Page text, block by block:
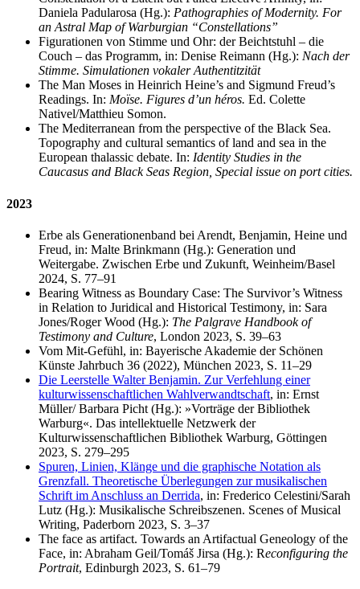
Daniela Padularosa (Hg.): Pathographies of Modernity. For
an Astral Map of Warburgian “Constellations”
Figurationen von Stimme und Ohr: der Beichtstuhl – die
Couch – das Programm, in: Denise Reimann (Hg.): Nach der
Stimme. Simulationen vokaler Authentitzität
The Man Moses in Heinrich Heine’s and Sigmund Freud’s
Readings. In: Moïse. Figures d’un héros. Ed. Colette
Nativel/Matthieu Somon.
The Mediterranean from the perspective of the Black Sea.
Topography and cultural semantics of land and sea in the
European thalassic debate. In: Identity Studies in the
Caucasus and Black Seas Region, Special issue on port cities.
2023
Erbe als Generationenband bei Arendt, Benjamin, Heine und
Freud, in: Malte Brinkmann (Hg.): Generation und
Weitergabe. Zwischen Erbe und Zukunft, Weinheim/Basel
2024, S. 77–91
Bearing Witness as Boundary Case: The Survivor’s Witness
in Relation to Juridical and Historical Testimony, in: Sara
Jones/Roger Wood (Hg.): The Palgrave Handbook of
Testimony and Culture, London 2023, S. 39–63
Vom Mit-Gefühl, in: Bayerische Akademie der Schönen
Künste Jahrbuch 36 (2022), München 2023, S. 11–29
Die Leerstelle Walter Benjamin. Zur Verfehlung einer
kulturwissenschaftlichen Wahlverwandtschaft, in: Ernst
Müller/ Barbara Picht (Hg.): »Vorträge der Bibliothek
Warburg«. Das intellektuelle Netzwerk der
Kulturwissenschaftlichen Bibliothek Warburg, Göttingen
2023, S. 279–295
Spuren, Linien, Klänge und die graphische Notation als
Grenzfall. Theoretische Überlegungen zur musikalischen
Schrift im Anschluss an Derrida, in: Frederico Celestini/Sarah
Lutz (Hg.): Musikalische Schreibszenen. Scenes of Musical
Writing, Paderborn 2023, S. 3–37
The face as artifact. Towards an Artifactual Geneology of the
Face, in: Abraham Geil/Tomáš Jirsa (Hg.): Reconfiguring the
Portrait, Edinburgh 2023, S. 61–79